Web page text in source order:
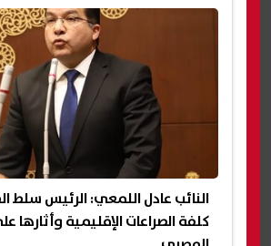
النائب عادل اللمعي: الرئيس سلط
كلفة الصراعات الإقليمية وأثارها